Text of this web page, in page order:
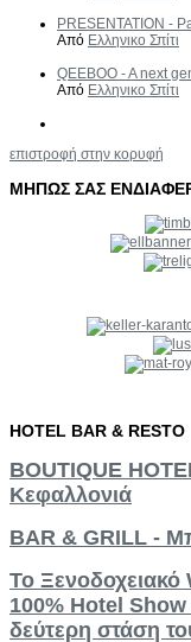
PRESENTATION -
Από Ελληνικο Σπίτι
QEEBOO - A next
Από Ελληνικο Σπίτι
επιστροφή στην κορυφή
ΜΗΠΩΣ ΣΑΣ
HOTEL BAR & RESTO
BOUTIQUE
Κεφαλλονιά
BAR & GRILL -
Το
100% Hotel Show
δεύτερη στάση